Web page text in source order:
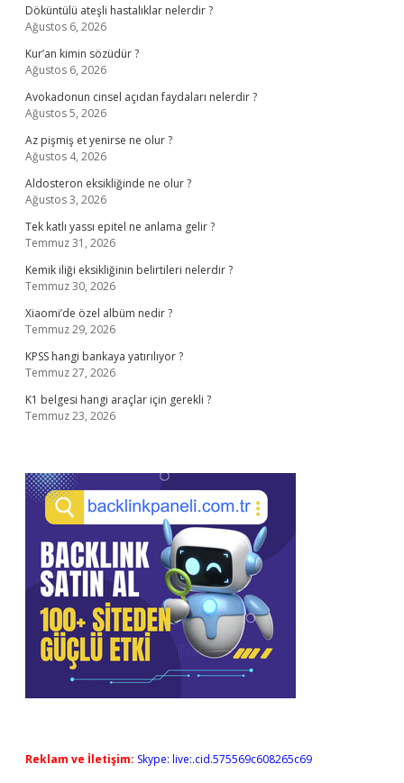
Döküntülü ateşli hastalıklar nelerdir ?
Ağustos 6, 2026
Kur’an kimin sözüdür ?
Ağustos 6, 2026
Avokadonun cinsel açıdan faydaları nelerdir ?
Ağustos 5, 2026
Az pişmiş et yenirse ne olur ?
Ağustos 4, 2026
Aldosteron eksikliğinde ne olur ?
Ağustos 3, 2026
Tek katlı yassı epitel ne anlama gelir ?
Temmuz 31, 2026
Kemik iliği eksikliğinin belirtileri nelerdir ?
Temmuz 30, 2026
Xiaomi’de özel albüm nedir ?
Temmuz 29, 2026
KPSS hangi bankaya yatırılıyor ?
Temmuz 27, 2026
K1 belgesi hangi araçlar için gerekli ?
Temmuz 23, 2026
Reklam ve İletişim: Skype: live:.cid.575569c608265c69